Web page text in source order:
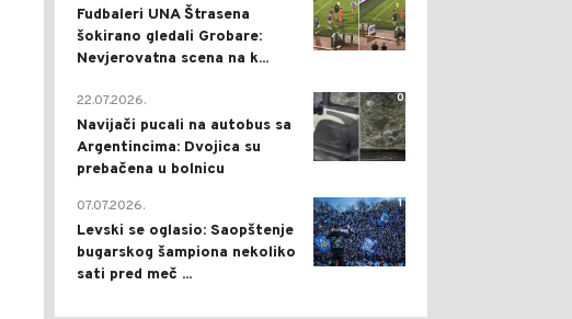
Fudbaleri UNA Štrasena
šokirano gledali Grobare:
Nevjerovatna scena na k...
0
22.07.2026.
Navijači pucali na autobus sa
Argentincima: Dvojica su
prebačena u bolnicu
1
07.07.2026.
Levski se oglasio: Saopštenje
bugarskog šampiona nekoliko
sati pred meč ...